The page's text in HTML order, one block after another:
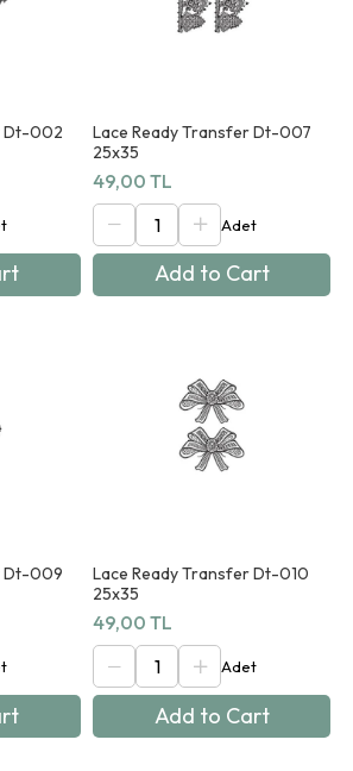
Dt-002
Lace Ready Transfer Dt-007
25x35
49,00 TL
Add to Cart
Dt-009
Lace Ready Transfer Dt-010
25x35
49,00 TL
Add to Cart